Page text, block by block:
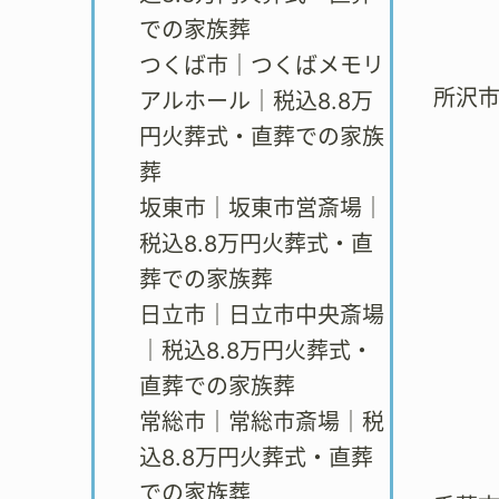
での家族葬
つくば市｜つくばメモリ
アルホール｜税込8.8万
円火葬式・直葬での家族
葬
坂東市｜坂東市営斎場｜
税込8.8万円火葬式・直
葬での家族葬
日立市｜日立市中央斎場
｜税込8.8万円火葬式・
直葬での家族葬
常総市｜常総市斎場｜税
込8.8万円火葬式・直葬
所沢